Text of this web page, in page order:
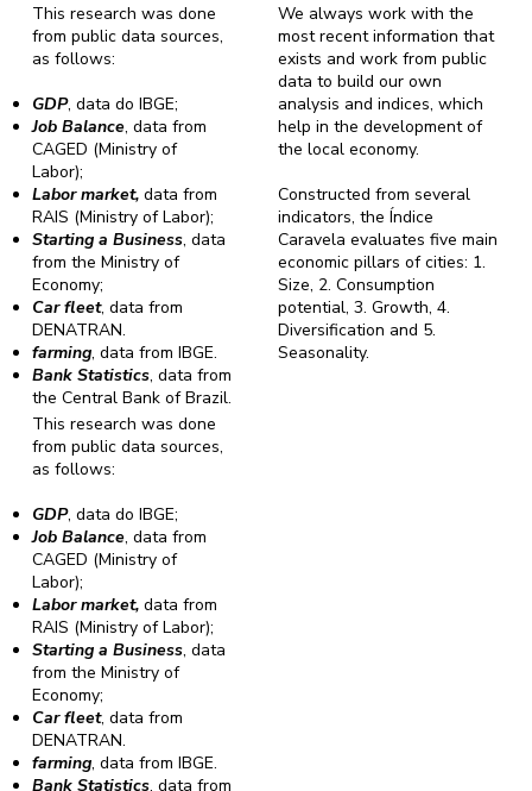
We always work with the
most recent information that
exists and work from public
data to build our own
analysis and indices, which
help in the development of
the local economy.
Constructed from several
indicators, the Índice
Caravela evaluates five main
economic pillars of cities: 1.
Size, 2. Consumption
potential, 3. Growth, 4.
Diversification and 5.
Seasonality.
This research was done
from public data sources,
as follows:
GDP, data do IBGE;
Job Balance, data from
CAGED (Ministry of
Labor);
Labor market,data from
RAIS (Ministry of Labor);
Starting a Business, data
from the Ministry of
Economy;
Car fleet, data from
DENATRAN.
farming, data from IBGE.
Bank Statistics, data from
the Central Bank of Brazil.
This research was done
from public data sources,
as follows:
GDP, data do IBGE;
Job Balance, data from
CAGED (Ministry of
Labor);
Labor market,data from
RAIS (Ministry of Labor);
Starting a Business, data
from the Ministry of
Economy;
Car fleet, data from
DENATRAN.
farming, data from IBGE.
Bank Statistics, data from